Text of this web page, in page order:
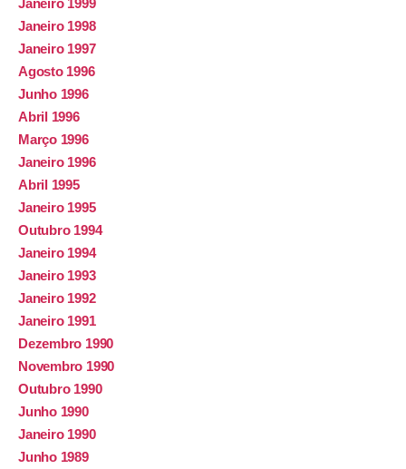
Janeiro 1998
Janeiro 1997
Agosto 1996
Junho 1996
Abril 1996
Março 1996
Janeiro 1996
Abril 1995
Janeiro 1995
Outubro 1994
Janeiro 1994
Janeiro 1993
Janeiro 1992
Janeiro 1991
Dezembro 1990
Novembro 1990
Outubro 1990
Junho 1990
Janeiro 1990
Junho 1989